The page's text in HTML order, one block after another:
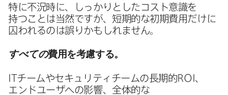
特に​不況時に、​しっかりと​した​コスト意識を​
持つことは​当然ですが、​短期的な​初期費用だけに​
囚われるのは​誤りかもしれません。
すべての費用を​考慮する。
ITチームや​セキュリティチームの​長期的ROI
エンドユーザへの​影響、​全体​的な​